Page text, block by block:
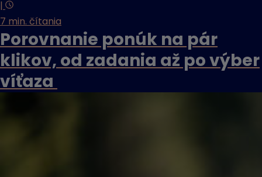
|
7 min. čítania
Porovnanie ponúk na pár
klikov, od zadania až po výber
víťaza